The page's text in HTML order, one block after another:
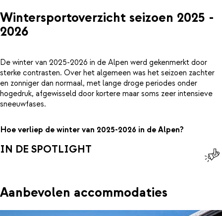
Wintersportoverzicht seizoen 2025 -
2026
De winter van 2025-2026 in de Alpen werd gekenmerkt door
sterke contrasten. Over het algemeen was het seizoen zachter
en zonniger dan normaal, met lange droge periodes onder
hogedruk, afgewisseld door kortere maar soms zeer intensieve
sneeuwfases.
Hoe verliep de winter van 2025-2026 in de Alpen?
IN DE SPOTLIGHT
Aanbevolen accommodaties